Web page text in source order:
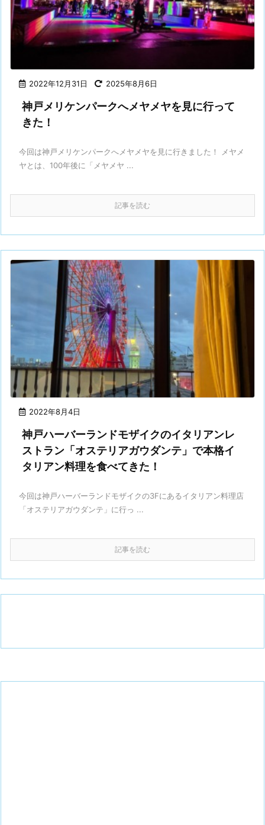
2022年12月31日 2025年8月6日
神戸メリケンパークへメヤメヤを見に行って
きた！
今回は神戸メリケンパークへメヤメヤを見に行きました！ メヤメ
ヤとは、100年後に「メヤメヤ ...
記事を読む
2022年8月4日
神戸ハーバーランドモザイクのイタリアンレ
ストラン「オステリアガウダンテ」で本格イ
タリアン料理を食べてきた！
今回は神戸ハーバーランドモザイクの3Fにあるイタリアン料理店
「オステリアガウダンテ」に行っ ...
記事を読む